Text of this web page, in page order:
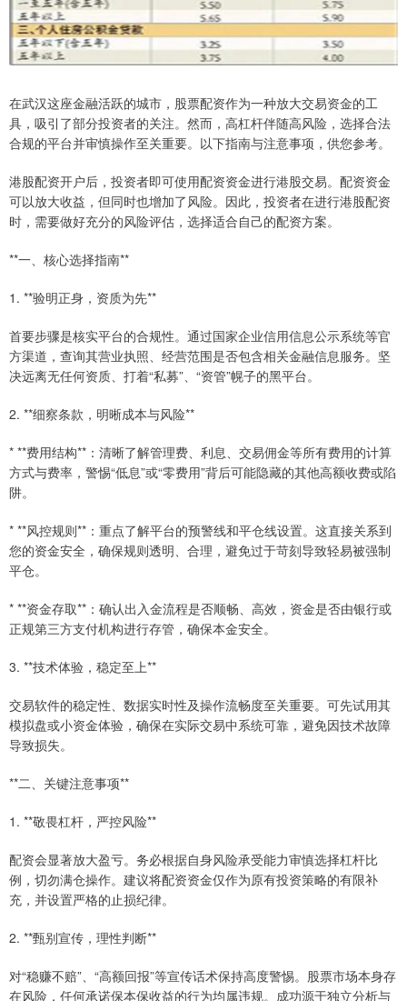
在武汉这座金融活跃的城市，股票配资作为一种放大交易资金的工
具，吸引了部分投资者的关注。然而，高杠杆伴随高风险，选择合法
合规的平台并审慎操作至关重要。以下指南与注意事项，供您参考。
港股配资开户后，投资者即可使用配资资金进行港股交易。配资资金
可以放大收益，但同时也增加了风险。因此，投资者在进行港股配资
时，需要做好充分的风险评估，选择适合自己的配资方案。
**一、核心选择指南**
1. **验明正身，资质为先**
首要步骤是核实平台的合规性。通过国家企业信用信息公示系统等官
方渠道，查询其营业执照、经营范围是否包含相关金融信息服务。坚
决远离无任何资质、打着“私募”、“资管”幌子的黑平台。
2. **细察条款，明晰成本与风险**
* **费用结构**：清晰了解管理费、利息、交易佣金等所有费用的计算
方式与费率，警惕“低息”或“零费用”背后可能隐藏的其他高额收费或陷
阱。
* **风控规则**：重点了解平台的预警线和平仓线设置。这直接关系到
您的资金安全，确保规则透明、合理，避免过于苛刻导致轻易被强制
平仓。
* **资金存取**：确认出入金流程是否顺畅、高效，资金是否由银行或
正规第三方支付机构进行存管，确保本金安全。
3. **技术体验，稳定至上**
交易软件的稳定性、数据实时性及操作流畅度至关重要。可先试用其
模拟盘或小资金体验，确保在实际交易中系统可靠，避免因技术故障
导致损失。
**二、关键注意事项**
1. **敬畏杠杆，严控风险**
配资会显著放大盈亏。务必根据自身风险承受能力审慎选择杠杆比
例，切勿满仓操作。建议将配资资金仅作为原有投资策略的有限补
充，并设置严格的止损纪律。
2. **甄别宣传，理性判断**
对“稳赚不赔”、“高额回报”等宣传话术保持高度警惕。股票市场本身存
在风险，任何承诺保本保收益的行为均属违规。成功源于独立分析与